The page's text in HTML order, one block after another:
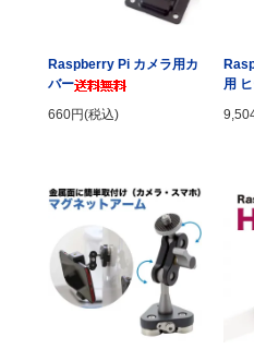
Raspberry Pi カメラ用カ
バー
660円(税込)
用